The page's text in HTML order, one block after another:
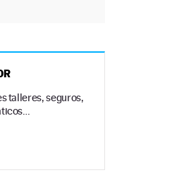
talleres, seguros,